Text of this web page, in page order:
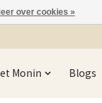
Monin Blogs
over cookies »